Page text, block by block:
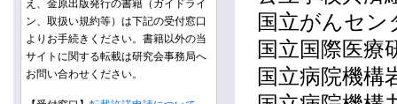
国立がんセン
国立国際医療
国立病院機構
え、金原出版発行の書籍（ガイドライ
ン、取扱い規約等）は下記の受付窓口
よりお手続きください。書籍以外の当
サイトに関する転載は研究会事務局へ
お問い合わせください。